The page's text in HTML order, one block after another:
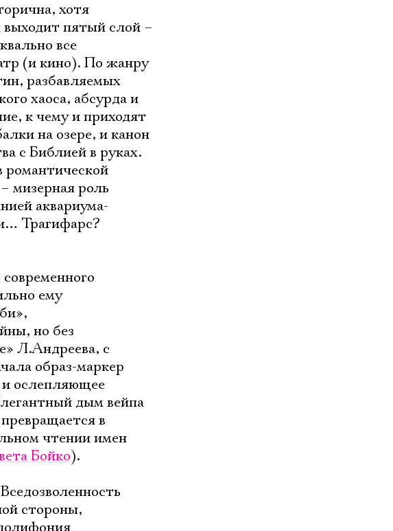
хотя
выходит пятый слой –
все
(и кино). По жанру
разбавляемых
хаоса, абсурда и
к чему и приходят
на озере, и канон
с Библией в руках.
мизерная роль
аквариума-
Трагифарс?
ему
но без
Л.Андреева, с
образ-маркер
и ослепляющее
дым вейпа
в
чтении имен
Бойко).
стороны,